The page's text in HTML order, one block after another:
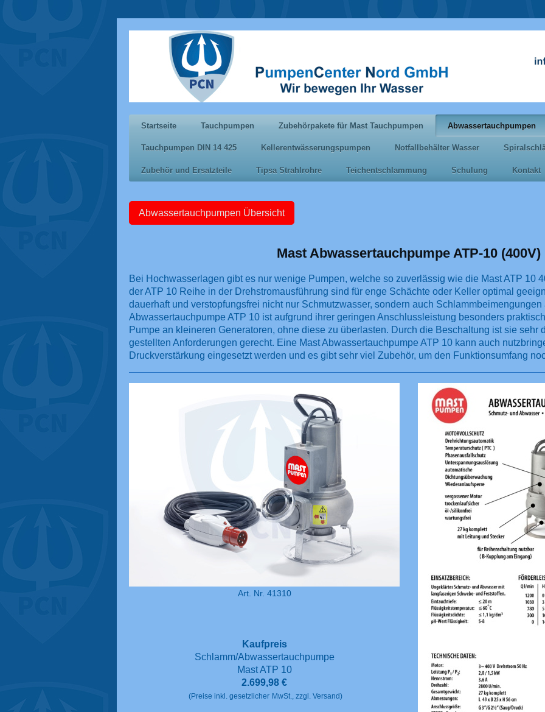
Startseite Tauchpumpen Zubehörpakete für Mast Tauchpumpen Abwassertauchpumpen
Tauchpumpen DIN 14 425 Kellerentwässerungspumpen Notfallbehälter Wasser
Zubehör und Ersatzteile Tipsa Strahlrohre Teichentschlammung Schulung Kontakt
Abwassertauchpumpen Übersicht
Mast Abwassertauchpumpe ATP-10 (400V)
Bei Hochwasserlagen gibt es nur wenige Pumpen, welche so zuverlässig wie die Mast ATP 10
der ATP 10 Reihe in der Drehstromausführung sind für enge Schächte oder Keller optimal
dauerhaft und verstopfungsfrei nicht nur Schmutzwasser, sondern auch Schlammbeimengungen
Abwassertauchpumpe ATP 10 ist aufgrund ihrer geringen Anschlussleistung besonders
Pumpe an kleineren Generatoren, ohne diese zu überlasten. Durch die Beschaltung ist sie sehr
gestellten Anforderungen gerecht. Eine Mast Abwassertauchpumpe ATP 10 kann auch
Druckverstärkung eingesetzt werden und es gibt sehr viel Zubehör, um den Funktionsumfang
Art. Nr. 41310
Kaufpreis
Schlamm/Abwassertauchpumpe
Mast ATP 10
2.699,98 €
(Preise inkl. gesetzlicher MwSt., zzgl. Versand)